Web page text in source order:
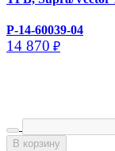
P-14-60039-04
14 870 ₽
В корзину